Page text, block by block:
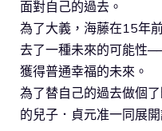
面對自己的過去。
為了大義，海藤在15年
去了一種未來的可能性
獲得普通幸福的未來。
為了替自己的過去做個
的兒子．貞元准一同展開